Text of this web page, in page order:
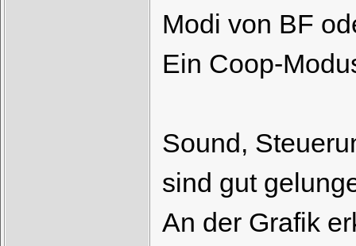
Modi von BF
Ein Coop-
Sound,
sind gut
An der Grafik